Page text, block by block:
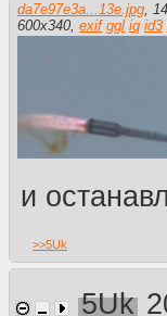
da7e97e3a...13e.jpg,
600x340, exif ggl iq id3
и
>>5Uk
5Uk